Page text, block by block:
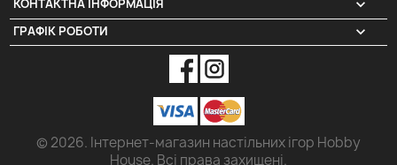
КОНТАКТНА ІНФОРМАЦІЯ keyboard_arrow_down
ГРАФІК РОБОТИ keyboard_arrow_down
© 2026. Інтернет-магазин настільних ігор Hobby
House. Всі права захищені.